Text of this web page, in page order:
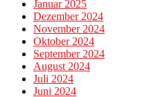
Januar 2025
Dezember 2024
November 2024
Oktober 2024
September 2024
August 2024
Juli 2024
Juni 2024